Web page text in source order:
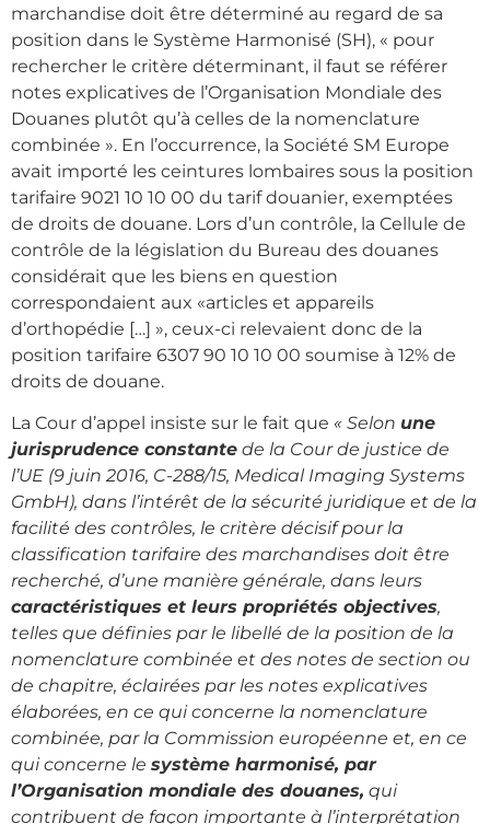
marchandise doit être déterminé au regard de sa
position dans le Système Harmonisé (SH), « pour
rechercher le critère déterminant, il faut se référer
notes explicatives de l’Organisation Mondiale des
Douanes plutôt qu’à celles de la nomenclature
combinée ». En l’occurrence, la Société SM Europe
avait importé les ceintures lombaires sous la position
tarifaire 9021 10 10 00 du tarif douanier, exemptées
de droits de douane. Lors d’un contrôle, la Cellule de
contrôle de la législation du Bureau des douanes
considérait que les biens en question
correspondaient aux «articles et appareils
d’orthopédie […] », ceux-ci relevaient donc de la
position tarifaire 6307 90 10 10 00 soumise à 12% de
droits de douane.
La Cour d’appel insiste sur le fait que « Selon une
jurisprudence constante de la Cour de justice de
l’UE (9 juin 2016, C-288/15, Medical Imaging Systems
GmbH), dans l’intérêt de la sécurité juridique et de la
facilité des contrôles, le critère décisif pour la
classification tarifaire des marchandises doit être
recherché, d’une manière générale, dans leurs
caractéristiques et leurs propriétés objectives,
telles que définies par le libellé de la position de la
nomenclature combinée et des notes de section ou
de chapitre, éclairées par les notes explicatives
élaborées, en ce qui concerne la nomenclature
combinée, par la Commission européenne et, en ce
qui concerne le système harmonisé, par
l’Organisation mondiale des douanes, qui
contribuent de façon importante à l’interprétation